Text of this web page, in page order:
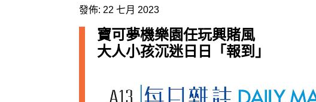
發佈: 22 七月 2023
寶可夢機樂園任玩興賭風
大人小孩沉迷日日「報到」